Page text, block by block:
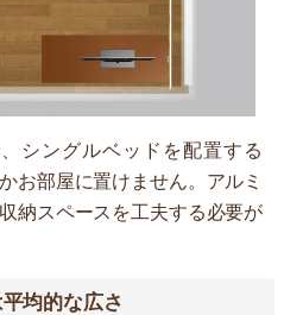
シングルベッドを配置する
お部屋に置けません。アルミ
納スペースを工夫する必要が
均的な広さ